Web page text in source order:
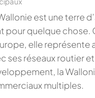
est une terre
pour quelque chose.
elle représente
ses réseaux routier
la
multiples.